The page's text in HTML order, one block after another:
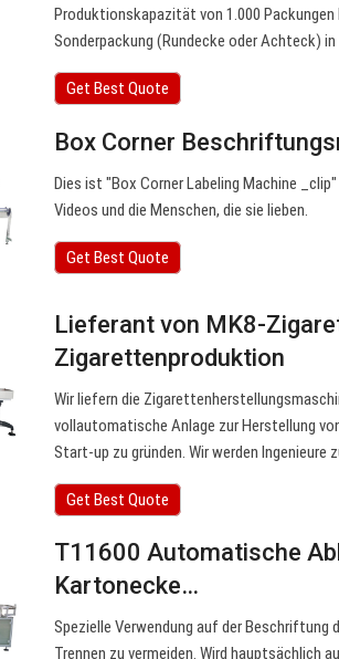
Produktionskapazität von 1.000
Sonderpackung (Rundecke oder Achteck)
Get Best Quote
Box Corner
Dies ist "Box Corner Labeling Machine
Videos und die Menschen, die sie lieben.
Get Best Quote
Lieferant von MK8-
Zigarettenproduktion
Wir liefern die
vollautomatische Anlage zur Herstellung
Start-up zu gründen. Wir werden
Get Best Quote
T11600 Automatische
Kartonecke…
Spezielle Verwendung auf der Beschriftung
Trennen zu vermeiden. Wird hauptsächlich